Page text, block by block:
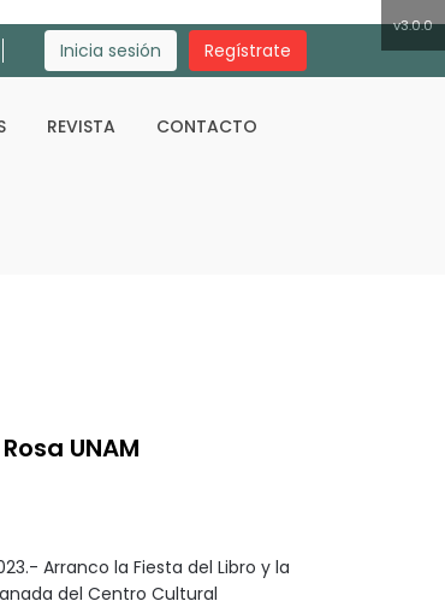
Inicia sesión Regístrate
REVISTA CONTACTO
v3.0.0
UNAM
Arranco la Fiesta del Libro y la
del Centro Cultural